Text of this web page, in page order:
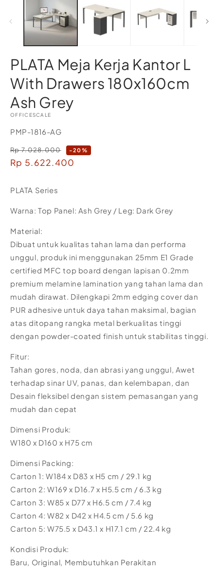
PLATA Meja Kerja Kantor L
With Drawers 180x160cm
Ash Grey
OFFICESCALE
SKU:
PMP-1816-AG
Regular
price
Rp 7.028.000 -20%
Sale
Rp 5.622.400
PLATA Series
Warna: Top Panel: Ash Grey / Leg: Dark Grey
Material:
Dibuat untuk kualitas tahan lama dan performa
unggul, produk ini menggunakan 25mm E1 Grade
certified MFC top board dengan lapisan 0.2mm
premium melamine lamination yang tahan lama dan
mudah dirawat. Dilengkapi 2mm edging cover dan
PUR adhesive untuk daya tahan maksimal, bagian
atas ditopang rangka metal berkualitas tinggi
dengan powder-coated finish untuk stabilitas tinggi.
Fitur:
Tahan gores, noda, dan abrasi yang unggul, Awet
terhadap sinar UV, panas, dan kelembapan, dan
Desain fleksibel dengan sistem pemasangan yang
mudah dan cepat
Dimensi Produk:
W180 x D160 x H75 cm
Dimensi Packing:
Carton 1: W184 x D83 x H5 cm / 29.1 kg
Carton 2: W169 x D16.7 x H5.5 cm / 6.3 kg
Carton 3: W85 x D77 x H6.5 cm / 7.4 kg
Carton 4: W82 x D42 x H4.5 cm / 5.6 kg
Carton 5: W75.5 x D43.1 x H17.1 cm / 22.4 kg
Kondisi Produk:
Baru, Original, Membutuhkan Perakitan